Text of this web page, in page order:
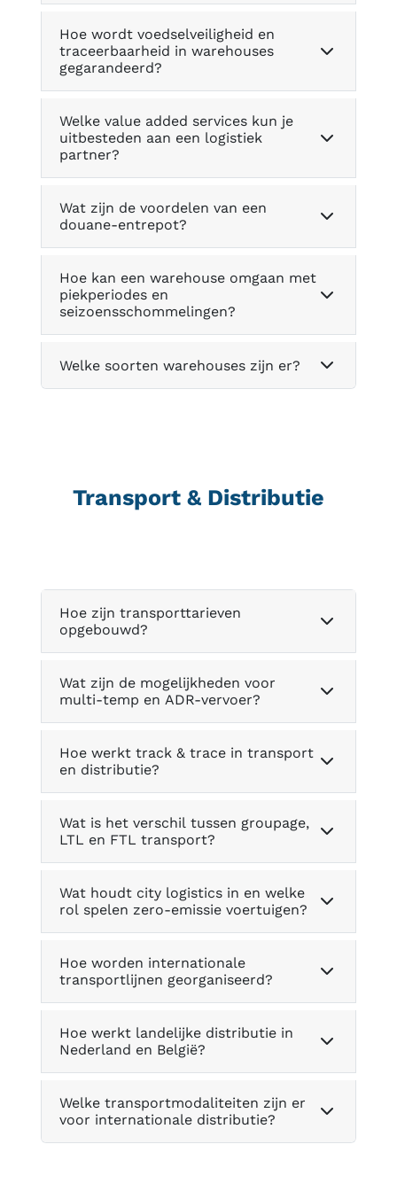
Hoe wordt voedselveiligheid en
traceerbaarheid in warehouses
gegarandeerd?
Welke value added services kun je
uitbesteden aan een logistiek
partner?
Wat zijn de voordelen van een
douane-entrepot?
Hoe kan een warehouse omgaan met
piekperiodes en
seizoensschommelingen?
Welke soorten warehouses zijn er?
Transport & Distributie
Hoe zijn transporttarieven
opgebouwd?
Wat zijn de mogelijkheden voor
multi-temp en ADR-vervoer?
Hoe werkt track & trace in transport
en distributie?
Wat is het verschil tussen groupage,
LTL en FTL transport?
Wat houdt city logistics in en welke
rol spelen zero-emissie voertuigen?
Hoe worden internationale
transportlijnen georganiseerd?
Hoe werkt landelijke distributie in
Nederland en België?
Welke transportmodaliteiten zijn er
voor internationale distributie?